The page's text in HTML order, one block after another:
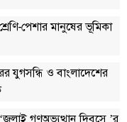
পেশার মানুষের ভূমিকা
যুগসন্ধি ও বাংলাদেশের
গণঅভ্যুত্থান দিবসে ’র